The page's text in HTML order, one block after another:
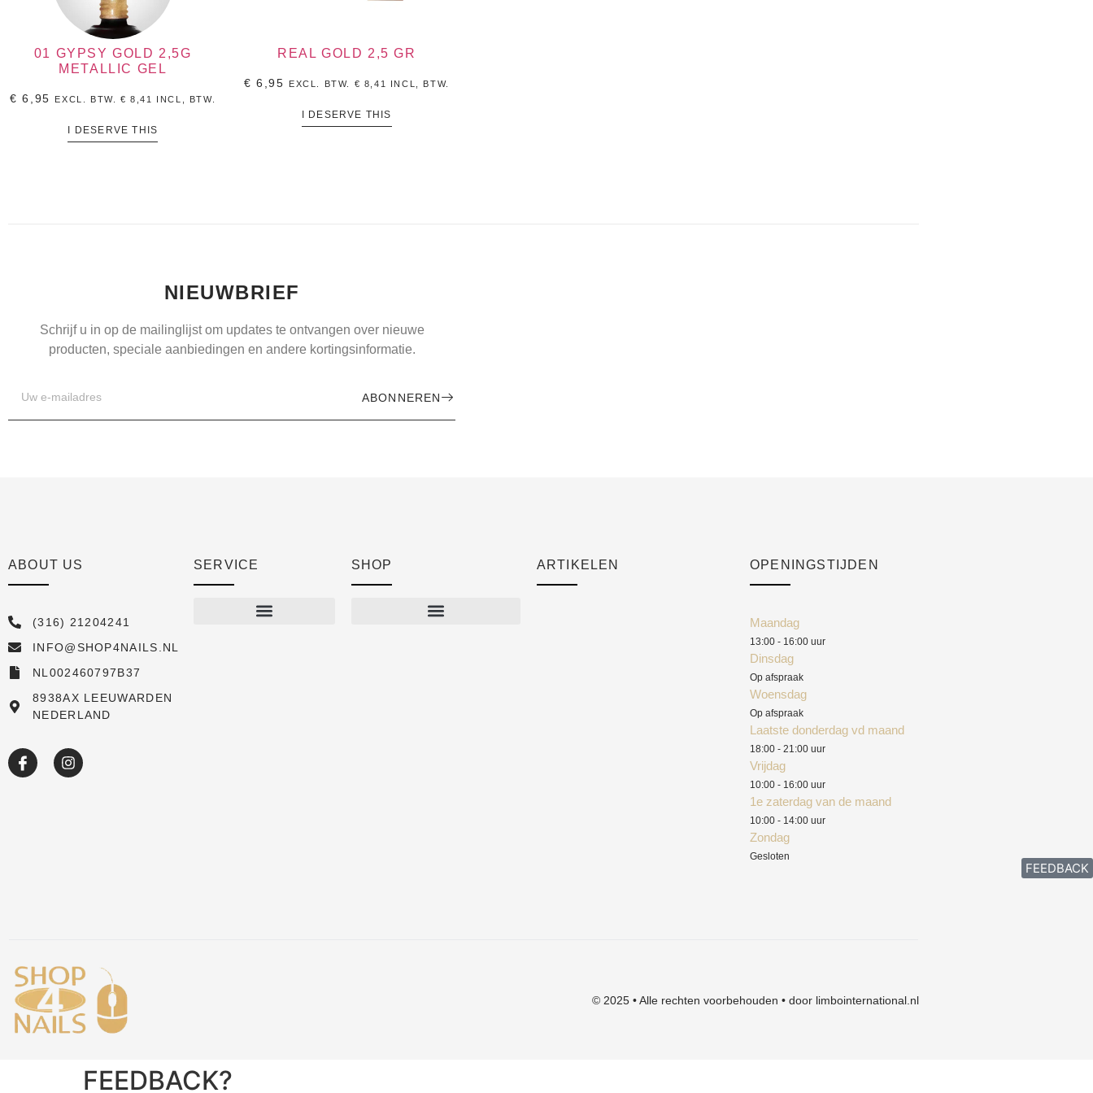
01 GYPSY GOLD 2,5G
METALLIC GEL
€ 6,95 EXCL. BTW.€ 8,41 INCL, BTW.
I DESERVE THIS
REAL GOLD 2,5 GR
€ 6,95 EXCL. BTW. € 8,41 INCL, BTW.
I DESERVE THIS
NIEUWBRIEF
Schrijf u in op de mailinglijst om updates te ontvangen over nieuwe
producten, speciale aanbiedingen en andere kortingsinformatie.
ABONNEREN
ABOUT US
(316) 21204241
INFO@SHOP4NAILS.NL
NL002460797B37
8938AX LEEUWARDEN
NEDERLAND
SERVICE SHOP ARTIKELEN OPENINGSTIJDEN
Maandag
13:00 - 16:00 uur
Dinsdag
Op afspraak
Woensdag
Op afspraak
Laatste donderdag vd maand
18:00 - 21:00 uur
Vrijdag
10:00 - 16:00 uur
1e zaterdag van de maand
10:00 - 14:00 uur
Zondag
Gesloten
© 2025 • Alle rechten voorbehouden • door limbointernational.nl
FEEDBACK?
FEEDBACK